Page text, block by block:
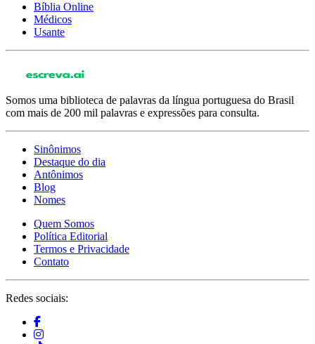
Bíblia Online
Médicos
Usante
Somos uma biblioteca de palavras da língua portuguesa do Brasil
com mais de 200 mil palavras e expressões para consulta.
Sinônimos
Destaque do dia
Antônimos
Blog
Nomes
Quem Somos
Política Editorial
Termos e Privacidade
Contato
Redes sociais: